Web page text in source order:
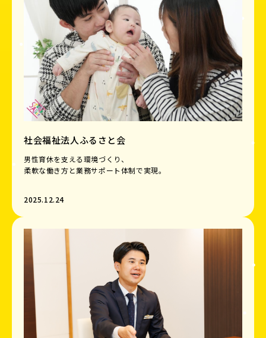
社会福祉法人ふるさと会
男性育休を支える環境づくり、
​​​​​​​柔軟な働き方と業務サポート体制で実現。
2025.12.24